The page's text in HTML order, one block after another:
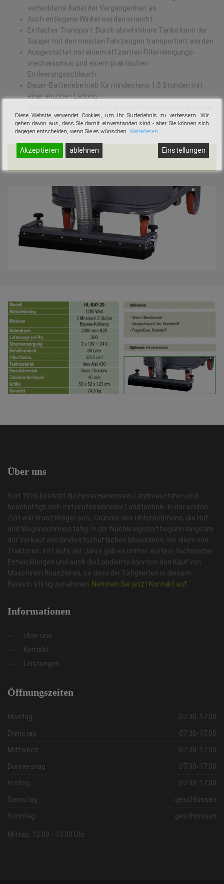
verhedderte Kabel der Vergangenheit an
Auch entlegene Winkel werden erreicht
Einfacher Transport: Durch abnehmbare Tanks kann der
Sauger mit den meisten Fahrzeugen transportiert werden
Ausgestattet mit einem effzienten Filterreinigungs-
mechanismus und einem praktischen
Entleerungsschlauch
Dauer-Batteriebetrieb für mindestens 1,5 Stunden mit
einer einzigen Ladung
der Filtersättigung
Kontakt
Über uns
Seit 1926 besteht die Firma Hackmann Landmaschinen und
beschäftigt sich mit professioneller Landtechnik. In der ersten
Zeit war Franz Kröger sen., Gründer des Unternehmens, als Huf-
und Wagenschmied tätig. In der Nachkriegszeit begann langsam
der Verkauf von landwirtschaftlichen Maschinen, vor allem von
Traktoren. Im Laufe der Jahre gab es immer weitere technische
Entwicklungen und auch die Landwirte konnten den Kauf von
Maschinen finanzieren, so dass die Tätigkeiten in diesem
Bereich stetig zunahmen. Nehmen Sie jetzt Kontakt auf.
Informationen
Über uns
Kontakt
Leistungen
Öffnungszeiten
Montag 07:30-17:00
Dienstag 07:30-17:00
Mittwoch 07:30-17:00
Donnerstag 07:30-17:00
Freitag 07:30-17:00
Samstag geschlossen
Sonntag geschlossen
Mittag: 12:00 - 13:00 Uhr
Diese Website verwendet Cookies, um Ihr Surferlebnis zu verbessern. Wir
gehen davon aus, dass Sie damit einverstanden sind - aber Sie können sich
dagegen entscheiden, wenn Sie es wünschen. Weiterlesen
Akzeptieren ablehnen Einstellungen